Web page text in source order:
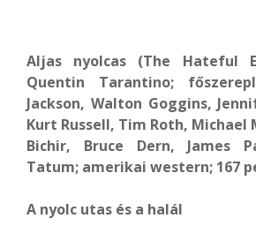
Aljas nyolcas (The Hateful
Quentin Tarantino;
Jackson, Walton Goggins,
Kurt Russell, Tim Roth, Michael
Bichir, Bruce Dern, James
Tatum; amerikai western; 167
A nyolc utas és a halál